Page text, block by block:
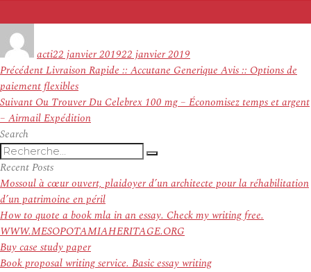
actile
22 janvier 201922 janvier 2019
Navigation
de
l’article
PrécédentArticle
précédent :
Livraison Rapide :: Accutane Generique Avis :: Options de
paiement flexibles
Suivant Article
suivant :
Ou Trouver Du Celebrex 100 mg – Économisez temps et argent
– Airmail Expédition
Search
Recherche
pour
:
Recherche
Recent Posts
Mossoul à cœur ouvert, plaidoyer d’un architecte pour la réhabilitation
d’un patrimoine en péril
How to quote a book mla in an essay. Check my writing free.
WWW.MESOPOTAMIAHERITAGE.ORG
Buy case study paper
Book proposal writing service. Basic essay writing